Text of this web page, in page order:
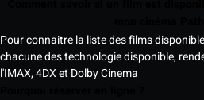
Pour connaitre la liste des films
chacune des technologie disponible,
l'IMAX, 4DX et Dolby Cinema